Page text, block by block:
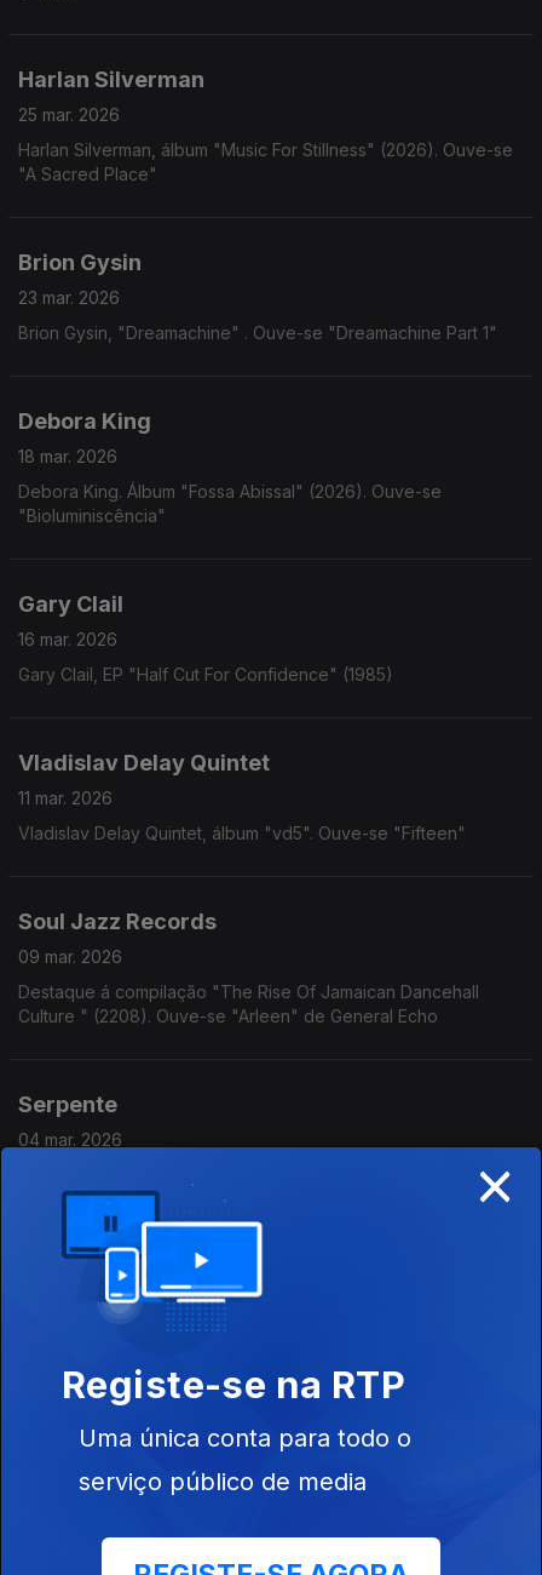
Harlan Silverman
25 mar. 2026
Harlan Silverman, álbum "Music For Stillness" (2026). Ouve-se
"A Sacred Place"
Brion Gysin
23 mar. 2026
Brion Gysin, "Dreamachine" . Ouve-se "Dreamachine Part 1"
Debora King
18 mar. 2026
Debora King. Álbum "Fossa Abissal" (2026). Ouve-se
"Bioluminiscência"
Gary Clail
16 mar. 2026
Gary Clail, EP "Half Cut For Confidence" (1985)
Vladislav Delay Quintet
11 mar. 2026
Vladislav Delay Quintet, álbum "vd5". Ouve-se "Fifteen"
Soul Jazz Records
09 mar. 2026
Destaque á compilação "The Rise Of Jamaican Dancehall
Culture " (2208). Ouve-se "Arleen" de General Echo
Serpente
04 mar. 2026
Serpente (Bruno Silva), "Visita de Fogo". Ouve-se "Partes
Nada"
02 mar. 2026
Shane Parish
25 fev. 2026
×
Registe-se na RTP
Uma única conta para todo o
serviço público de media